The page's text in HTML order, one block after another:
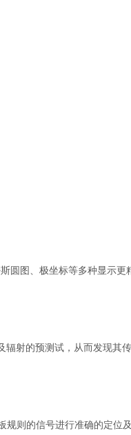
圆图、极坐标等多种显示更
辐射的预测试，从而发现其
则的信号进行准确的定位